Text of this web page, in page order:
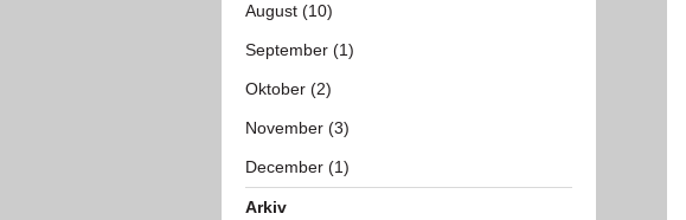
August (10)
September (1)
Oktober (2)
November (3)
December (1)
Arkiv